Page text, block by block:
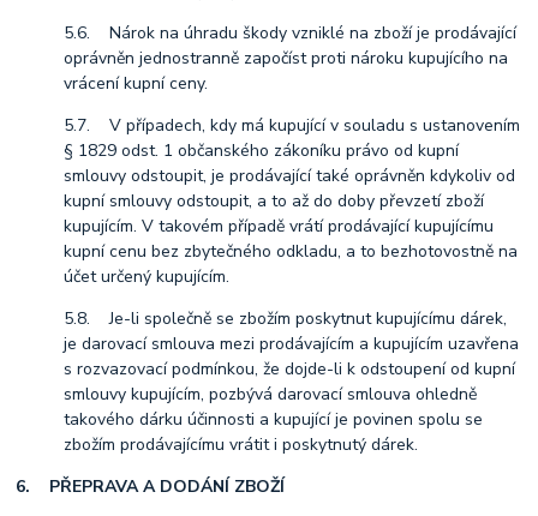
5.6. Nárok na úhradu škody vzniklé na zboží je prodávající
oprávněn jednostranně započíst proti nároku kupujícího na
vrácení kupní ceny.
5.7. V případech, kdy má kupující v souladu s ustanovením
§ 1829 odst. 1 občanského zákoníku právo od kupní
smlouvy odstoupit, je prodávající také oprávněn kdykoliv od
kupní smlouvy odstoupit, a to až do doby převzetí zboží
kupujícím. V takovém případě vrátí prodávající kupujícímu
kupní cenu bez zbytečného odkladu, a to bezhotovostně na
účet určený kupujícím.
5.8. Je-li společně se zbožím poskytnut kupujícímu dárek,
je darovací smlouva mezi prodávajícím a kupujícím uzavřena
s rozvazovací podmínkou, že dojde-li k odstoupení od kupní
smlouvy kupujícím, pozbývá darovací smlouva ohledně
takového dárku účinnosti a kupující je povinen spolu se
zbožím prodávajícímu vrátit i poskytnutý dárek.
6. PŘEPRAVA A DODÁNÍ ZBOŽÍ